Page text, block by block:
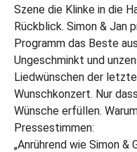
Szene die Klinke in die
Rückblick. Simon & Jan
Programm das Beste
Ungeschminkt und
Liedwünschen der
Wunschkonzert. Nur
Wünsche erfüllen.
Pressestimmen:
„Anrührend wie Simon &